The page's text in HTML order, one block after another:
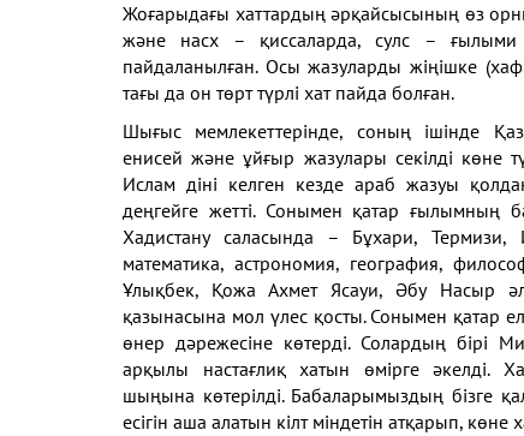
Жоғарыдағы хаттардың әрқайсысының өз
және насх – қиссаларда, сулс – ғылыми
пайдаланылған. Осы жазуларды жіңішке
тағы да он төрт түрлі хат пайда болған.
Шығыс мемлекеттерінде, соның ішінде
енисейжәне ұйғыр жазулары секілді көне
Исламдіні келген кезде араб жазуы
деңгейге жетті. Сонымен қатар ғылымның
Хадистану саласында – Бұхари,
математика, астрономия, география,
Ұлықбек, ҚожаАхмет Ясауи, Әбу Насыр
қазынасына мол үлес қосты. Сонымен қатар
өнер дәрежесіне көтерді. Солардың бірі
арқылы настағлиқ хатын өмірге әкелді.
шыңына көтерілді. Бабаларымыздың бізге
есігін аша алатын кілт міндетін атқарып, көне